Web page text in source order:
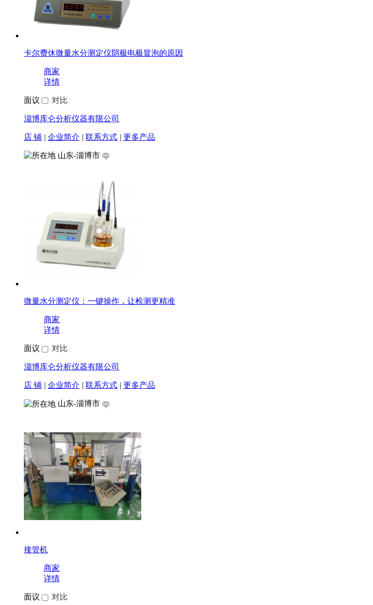
卡尔费休微量水分测定仪阴极电极冒泡的原因
商家
详情
面议 对比
淄博库仑分析仪器有限公司
店 铺 | 企业简介 | 联系方式 | 更多产品
山东-淄博市
微量水分测定仪：一键操作，让检测更精准
商家
详情
面议 对比
淄博库仑分析仪器有限公司
店 铺 企业简介 联系方式 更多产品
山东-淄博市
接管机
商家
详情
面议 对比